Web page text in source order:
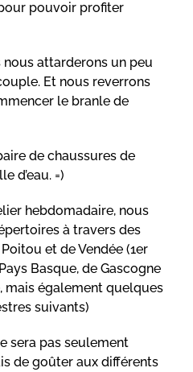
pouvoir profiter
attarderons un peu
Et nous reverrons
le branle de
de chaussures de
d’eau. =)
hebdomadaire, nous
à travers des
et de Vendée (1er
Basque, de Gascogne
mais également quelques
suivants)
sera pas seulement
de goûter aux différents